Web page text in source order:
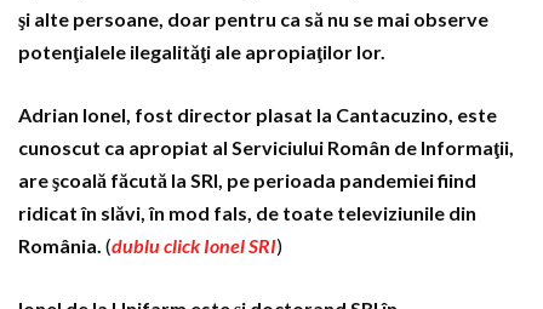
şi alte persoane, doar pentru ca să nu se mai observe
potenţialele ilegalităţi ale apropiaţilor lor.
Adrian Ionel, fost director plasat la Cantacuzino, este
cunoscut ca apropiat al Serviciului Român de Informaţii,
are şcoală făcută la SRI, pe perioada pandemiei fiind
ridicat în slăvi, în mod fals, de toate televiziunile din
România. (dublu click Ionel SRI)